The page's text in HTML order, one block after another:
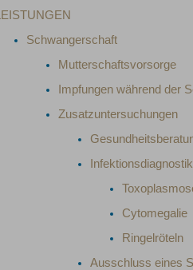
LEISTUNGEN
Schwangerschaft
Mutterschaftsvorsorge
Impfungen während der
Zusatzuntersuchungen
Infektionsdiagnostik
Cytomegalie
Ringelröteln
Ausschluss eines